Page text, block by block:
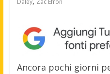
Ancora pochi giorni